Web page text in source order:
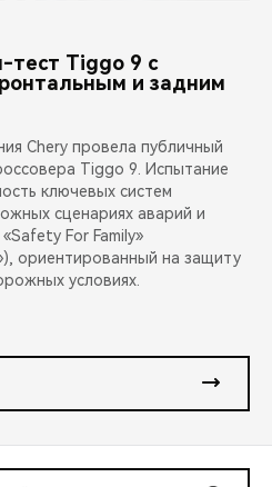
тест Tiggo 9 с
и задним
Chery провела публичный
Tiggo 9. Испытание
ключевых систем
сценариях аварий и
For Family»
ориентированный на защиту
условиях.